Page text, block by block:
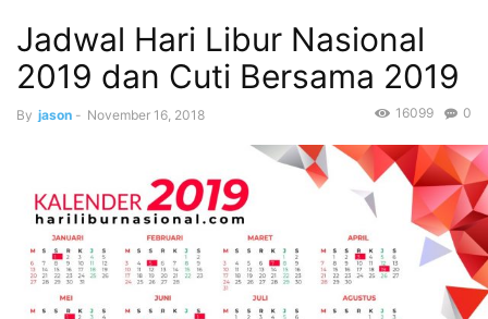
Jadwal Hari Libur Nasional
2019 dan Cuti Bersama 2019
By jason - November 16, 2018 0
16099